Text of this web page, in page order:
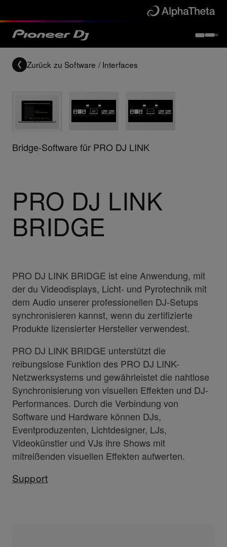
Zurück zu Software / Interfaces
Bridge-Software für PRO DJ LINK
PRO DJ LINK
BRIDGE
PRO DJ LINK BRIDGE ist eine Anwendung, mit
der du Videodisplays, Licht- und Pyrotechnik mit
dem Audio unserer professionellen DJ-Setups
synchronisieren kannst, wenn du zertifizierte
Produkte lizensierter Hersteller verwendest.
PRO DJ LINK BRIDGE unterstützt die
reibungslose Funktion des PRO DJ LINK-
Netzwerksystems und gewährleistet die nahtlose
Synchronisierung von visuellen Effekten und DJ-
Performances. Durch die Verbindung von
Software und Hardware können DJs,
Eventproduzenten, Lichtdesigner, LJs,
Videokünstler und VJs ihre Shows mit
mitreißenden visuellen Effekten aufwerten.
Support